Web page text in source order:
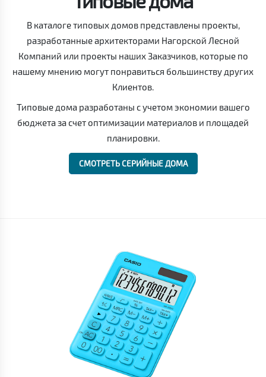
В каталоге типовых домов представлены проекты,
разработанные архитекторами Нагорской Лесной
Компаний или проекты наших Заказчиков, которые по
нашему мнению могут понравиться большинству других
Клиентов.
Типовые дома разработаны с учетом экономии вашего
бюджета за счет оптимизации материалов и площадей
планировки.
СМОТРЕТЬ СЕРИЙНЫЕ ДОМА